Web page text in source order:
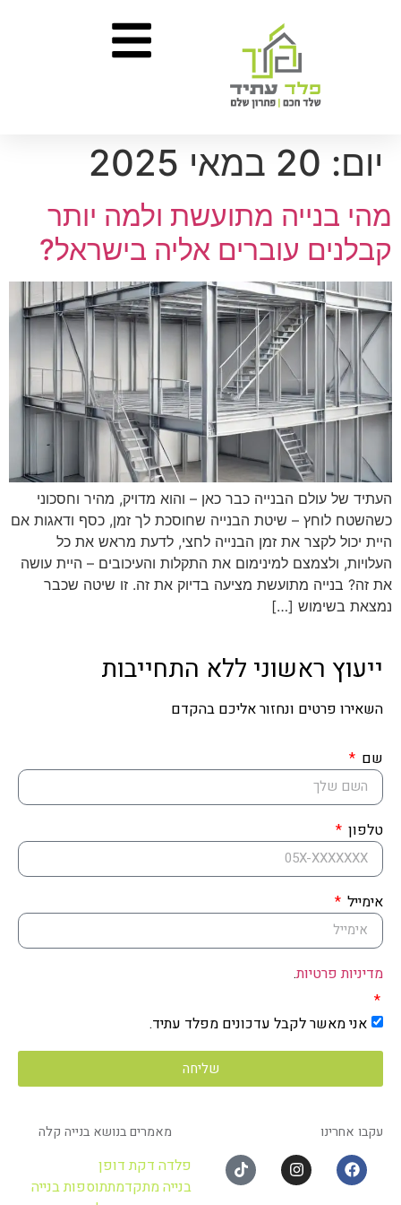
יום: 20 במאי 2025
מהי בנייה מתועשת ולמה יותר
קבלנים עוברים אליה בישראל?
העתיד של עולם הבנייה כבר כאן – והוא מדויק, מהיר וחסכוני
כשהשטח לוחץ – שיטת הבנייה שחוסכת לך זמן, כסף ודאגות אם
היית יכול לקצר את זמן הבנייה לחצי, לדעת מראש את כל
העלויות, ולצמצם למינימום את התקלות והעיכובים – היית עושה
את זה? בנייה מתועשת מציעה בדיוק את זה. זו שיטה שכבר
נמצאת בשימוש […]
ייעוץ ראשוני ללא התחייבות
השאירו פרטים ונחזור אליכם בהקדם
שם
טלפון
אימייל
מדיניות פרטיות.
אני מאשר לקבל עדכונים מפלד עתיד.
שליחה
עקבו אחרינו מאמרים בנושא בנייה קלה
פלדה דקת דופן
בנייה מתקדמתתוספות בנייה
פלד עתיד בע"מ